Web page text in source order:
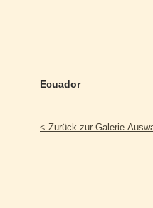
Ecuador
< Zurück zur Galerie-